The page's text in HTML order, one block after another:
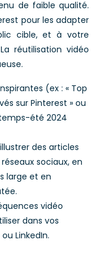
de faible qualité.
pour les adapter
cible, et à votre
réutilisation vidéo
(ex : « Top
sur Pinterest » ou
été 2024
des articles
sociaux, en
large et en
vidéo
dans vos
LinkedIn.